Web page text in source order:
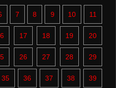
7 8 9 10 11
17 18 19 20
26 27 28 29
35 36 37 38 39